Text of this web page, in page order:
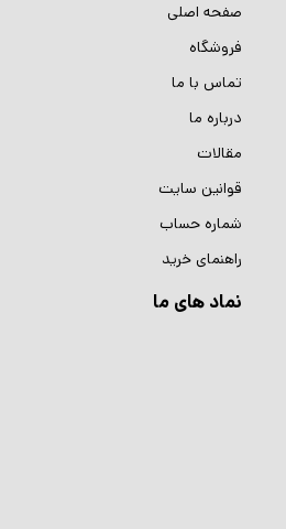
صفحه اصلی
فروشگاه
تماس با ما
درباره ما
مقالات
قوانین سایت
شماره حساب
راهنمای خرید
نماد های ما